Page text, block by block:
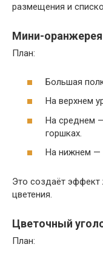
размещения и
Мини-оранжерея
План:
Большая
На верхнем
На среднем
горшках.
На нижнем —
Это создаёт эффект
цветения.
Цветочный
План: